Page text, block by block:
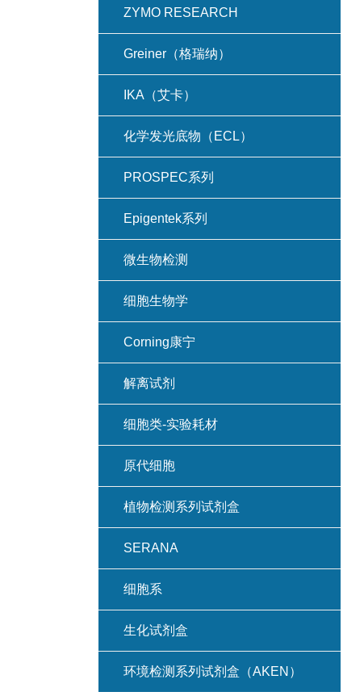
ZYMO RESEARCH
Greiner（格瑞纳）
IKA（艾卡）
化学发光底物（ECL）
PROSPEC系列
Epigentek系列
微生物检测
细胞生物学
Corning康宁
解离试剂
细胞类-实验耗材
原代细胞
植物检测系列试剂盒
SERANA
细胞系
生化试剂盒
环境检测系列试剂盒（AKEN）